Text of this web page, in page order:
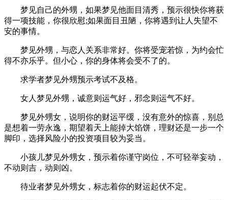
梦见自己的外甥，如果梦见他面目清秀，预示很快你将获
得一项技能，你很欣慰;如果面目丑陋，你将遇到让人失望不
安的事情。
梦见外甥，与恋人关系非常好。你将受宠若惊，为约会忙
得不亦乐乎。但小心，你的身体将会受不了的。
求学者梦见外甥预示考试不及格。
女人梦见外甥，诚意则运气好，邪念则运气不好。
梦见外甥女，说明你的财运平缓，没有意外的惊喜，别总
是想着一劳永逸，期望着天上能掉大馅饼，理财还是一步一个
脚印，选择风险小的投资项目较为妥当。
小孩儿梦见外甥女，预示着你谨守岗位，不可轻举妄动，
不动则吉，动则凶。
待业者梦见外甥女，标志着你的财运起伏不定。